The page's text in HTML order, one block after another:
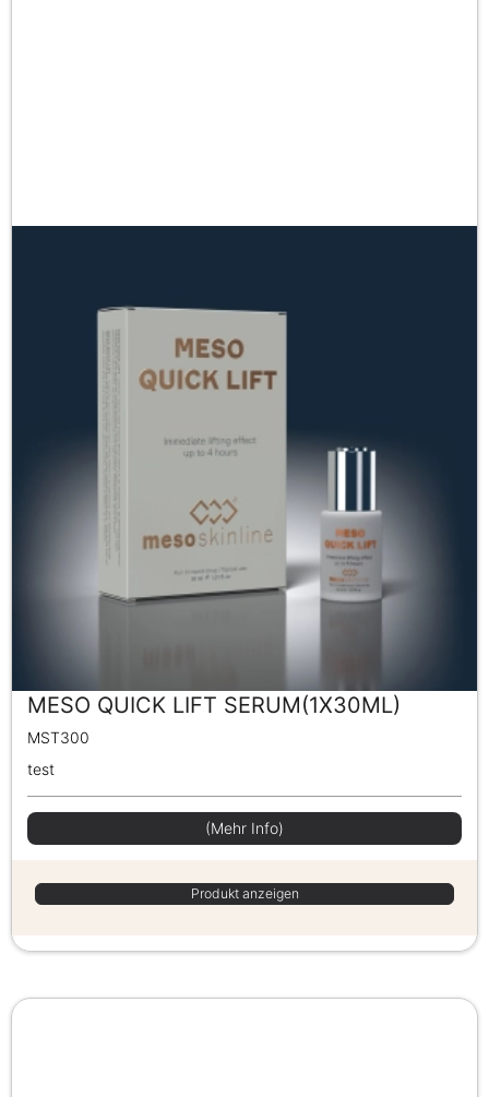
MESO QUICK LIFT SERUM(1X30ML)
MST300
test
(Mehr Info)
Produkt anzeigen